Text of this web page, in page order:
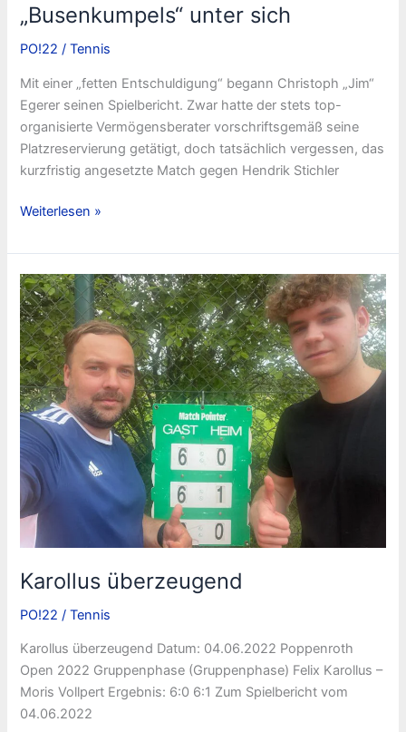
„Busenkumpels“ unter sich
PO!22 /Tennis
Mit einer „fetten Entschuldigung“ begann Christoph „Jim“
Egerer seinen Spielbericht. Zwar hatte der stets top-
organisierte Vermögensberater vorschriftsgemäß seine
Platzreservierung getätigt, doch tatsächlich vergessen, das
kurzfristig angesetzte Match gegen Hendrik Stichler
„Busenkumpels“
sich
Weiterlesen »
Karollus überzeugend
PO!22 /Tennis
Karollus überzeugend Datum: 04.06.2022 Poppenroth
Open 2022 Gruppenphase (Gruppenphase) Felix Karollus –
Moris Vollpert Ergebnis: 6:0 6:1 Zum Spielbericht vom
04.06.2022